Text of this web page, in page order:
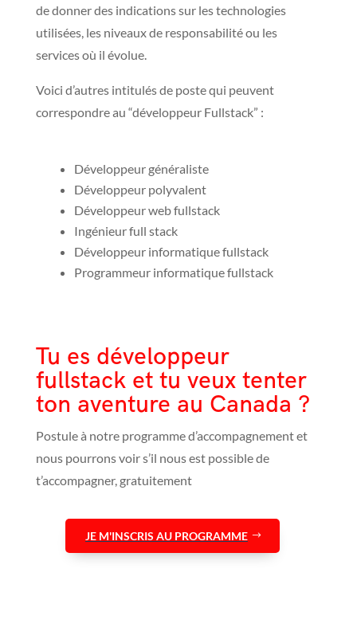
de donner des indications sur les technologies
utilisées, les niveaux de responsabilité ou les
services où il évolue.
Voici d’autres intitulés de poste qui peuvent
correspondre au “développeur Fullstack” :
Développeur généraliste
Développeur polyvalent
Développeur web fullstack
Ingénieur full stack
Développeur informatique fullstack
Programmeur informatique fullstack
Tu es développeur
fullstack et tu veux tenter
ton aventure au Canada ?
Postule à notre programme d’accompagnement et
nous pourrons voir s’il nous est possible de
t’accompagner, gratuitement
JE M'INSCRIS AU PROGRAMME